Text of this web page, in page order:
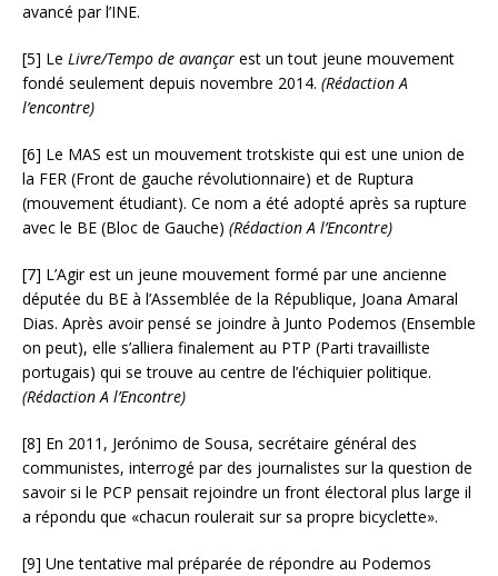
avancé par l’INE.
[5] Le Livre/Tempo de avançar est un tout jeune mouvement
fondé seulement depuis novembre 2014. (Rédaction A
l’encontre)
[6] Le MAS est un mouvement trotskiste qui est une union de
la FER (Front de gauche révolutionnaire) et de Ruptura
(mouvement étudiant). Ce nom a été adopté après sa rupture
avec le BE (Bloc de Gauche) (Rédaction A l’Encontre)
[7] L’Agir est un jeune mouvement formé par une ancienne
députée du BE à l’Assemblée de la République, Joana Amaral
Dias. Après avoir pensé se joindre à Junto Podemos (Ensemble
on peut), elle s’alliera finalement au PTP (Parti travailliste
portugais) qui se trouve au centre de l’échiquier politique.
(Rédaction A l’Encontre)
[8] En 2011, Jerónimo de Sousa, secrétaire général des
communistes, interrogé par des journalistes sur la question de
savoir si le PCP pensait rejoindre un front électoral plus large il
a répondu que «chacun roulerait sur sa propre bicyclette».
[9] Une tentative mal préparée de répondre au Podemos